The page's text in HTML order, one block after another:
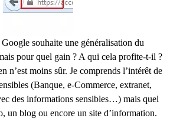
Google souhaite une généralisation du
pour quel gain ? A qui cela profite-t-il ?
n’est moins sûr. Je comprends l’intérêt de
(Banque, e-Commerce, extranet,
des informations sensibles…) mais quel
un blog ou encore un site d’information.